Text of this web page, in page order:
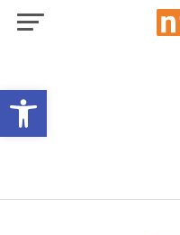
Open toolbar